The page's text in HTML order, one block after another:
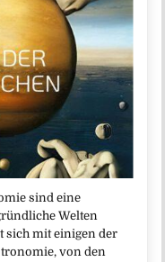
sind eine
Welten
sich mit einigen der
von den